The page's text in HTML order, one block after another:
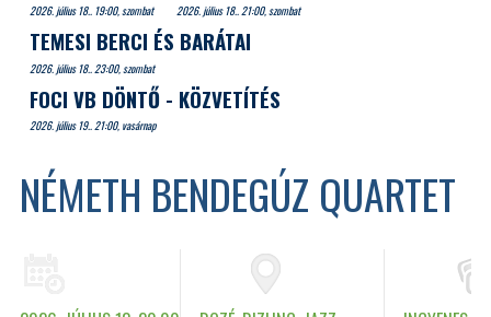
NÉMETH BENDEGÚZ QUARTET
2026. július 18.. 19:00, szombat 2026. július 18.. 21:00, szombat
TEMESI BERCI ÉS BARÁTAI
2026. július 18.. 23:00, szombat
FOCI VB DÖNTŐ - KÖZVETÍTÉS
2026. július 19.. 21:00, vasárnap